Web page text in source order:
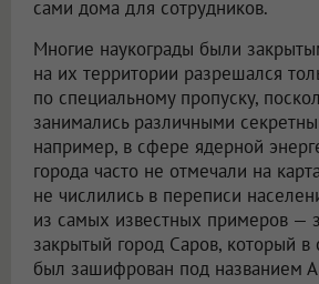
сами дома для сотрудников.
Многие наукограды были
на их территории разрешался
по специальному пропуску,
занимались различными
например, в сфере ядерной
города часто не отмечали на
не числились в переписи
из самых известных примеров —
закрытый город Саров, который в
был зашифрован под названием